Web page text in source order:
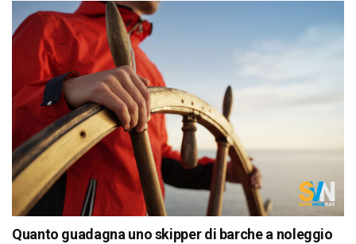
Quanto guadagna uno skipper di barche a noleggio